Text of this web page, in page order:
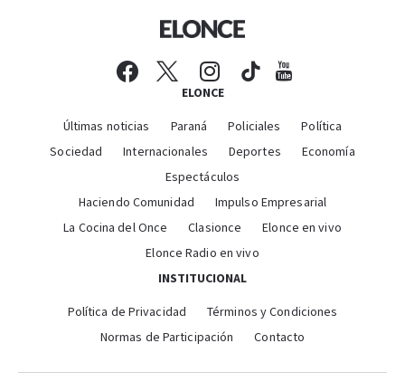
ELONCE
Últimas noticias Paraná Policiales
Política
Sociedad
Internacionales Deportes
Economía
Espectáculos
Haciendo Comunidad
Impulso Empresarial
La Cocina del Once
Clasionce
Elonce en vivo
Elonce Radio en vivo
INSTITUCIONAL
Política de Privacidad
Términos y Condiciones
Normas de Participación
Contacto